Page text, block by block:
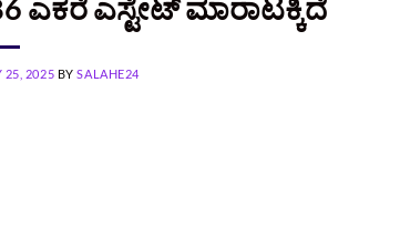
ಎಕರೆ ಎಸ್ಟೇಟ್ ಮಾರಾಟಕ್ಕಿದೆ
25, 2025 BYSALAHE24